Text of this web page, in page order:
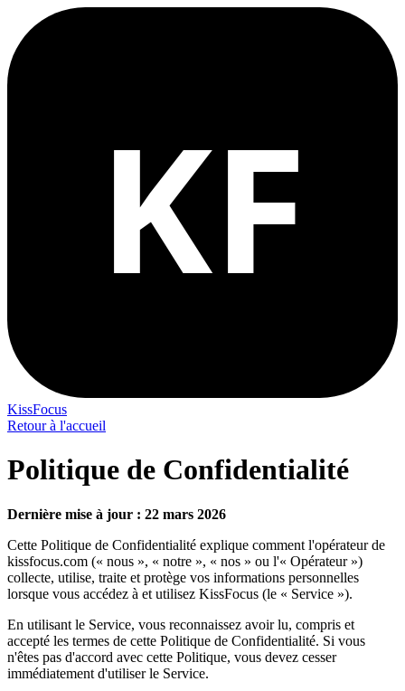
KissFocus
Retour à l'accueil
Politique de Confidentialité
Dernière mise à jour : 22 mars 2026
Cette Politique de Confidentialité explique comment l'opérateur de
kissfocus.com (« nous », « notre », « nos » ou l'« Opérateur »)
collecte, utilise, traite et protège vos informations personnelles
lorsque vous accédez à et utilisez KissFocus (le « Service »).
En utilisant le Service, vous reconnaissez avoir lu, compris et
accepté les termes de cette Politique de Confidentialité. Si vous
n'êtes pas d'accord avec cette Politique, vous devez cesser
immédiatement d'utiliser le Service.